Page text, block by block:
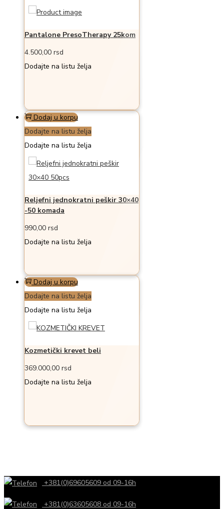
Pantalone PresoTherapy 25kom
4.500,00 rsd
Dodajte na listu želja
Dodaj u korpu
Dodajte na listu želja
Dodajte na listu želja
Reljefni jednokratni peškir 30×40
-50 komada
990,00 rsd
Dodajte na listu želja
Dodaj u korpu
Dodajte na listu želja
Dodajte na listu želja
Kozmetički krevet beli
369.000,00 rsd
Dodajte na listu želja
+381(0)69605609 od 09-16h
+381(0)63605608 od 09-16h